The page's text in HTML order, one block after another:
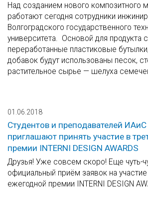
Над созданием нового композитного
работают сегодня сотрудники
Волгоградского государственного
университета. Основой для продукта
переработанные пластиковые
добавок будут использованы песок,
растительное сырье — шелуха
01.06.2018
Студентов и преподавателей
приглашают принять участие в
премии INTERNI DESIGN AWARDS
Друзья! Уже совсем скоро! Еще чуть-
официальный приём заявок на
ежегодной премии INTERNI DESIGN